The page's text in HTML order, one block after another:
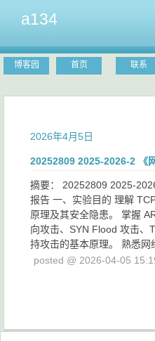
a134
博客园 首页 联系
2026年4月5日
20252809 2025-2026-2 《
摘要： 20252809 2025-
报告 一、实验目的 理解
原理及其安全隐患。 掌握
向攻击、SYN Flood 攻击、
持攻击的基本原理。 熟悉网
posted @ 2026-04-05